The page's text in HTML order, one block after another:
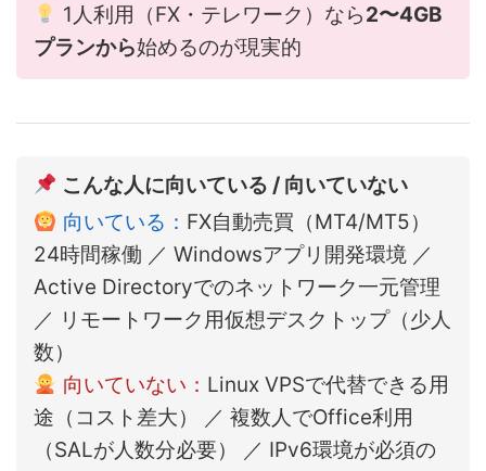
1人利用（FX・テレワーク）なら2〜4GB
プランから始めるのが現実的
こんな人に向いている / 向いていない
向いている： FX自動売買（MT4/MT5）
24時間稼働 ／ Windowsアプリ開発環境 ／
Active Directoryでのネットワーク一元管理
／ リモートワーク用仮想デスクトップ（少人
数）
向いていない： Linux VPSで代替できる用
途（コスト差大） ／ 複数人でOffice利用
（SALが人数分必要） ／ IPv6環境が必須の